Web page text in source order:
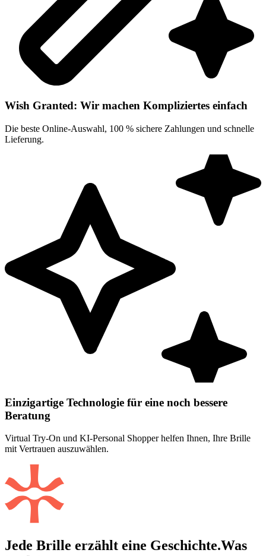
Wish Granted: Wir machen Kompliziertes einfach
Die beste Online-Auswahl, 100 % sichere Zahlungen und schnelle
Lieferung.
Einzigartige Technologie für eine noch bessere
Beratung
Virtual Try-On und KI-Personal Shopper helfen Ihnen, Ihre Brille
mit Vertrauen auszuwählen.
Jede Brille erzählt eine Geschichte.Was